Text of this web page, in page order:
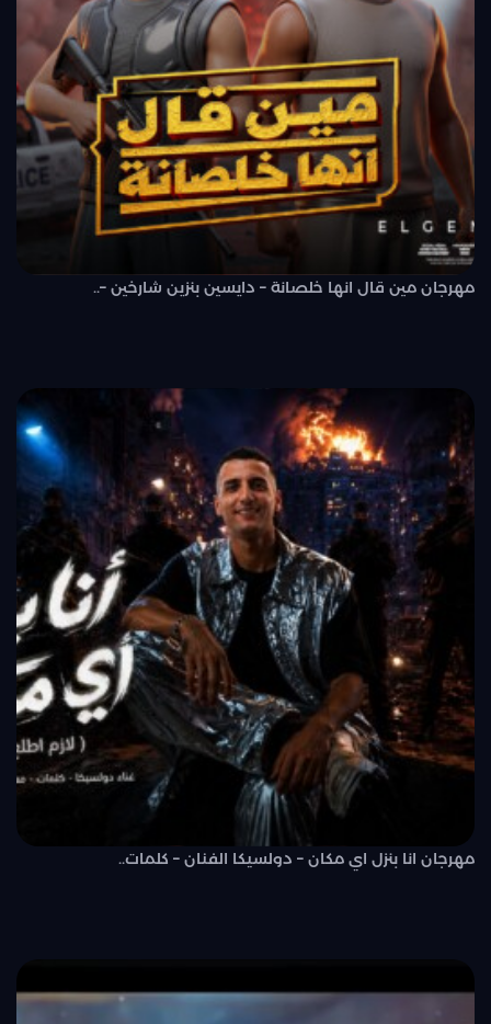
مهرجان مين قال انها خلصانة – دايسين بنزين شارخين –..
مهرجان انا بنزل اي مكان – دولسيكا الفنان – كلمات..